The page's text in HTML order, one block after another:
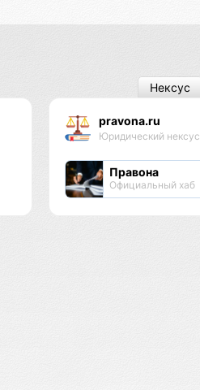
pravona.ru
Юридический нексус
Правона
Официальный хаб
Нексус